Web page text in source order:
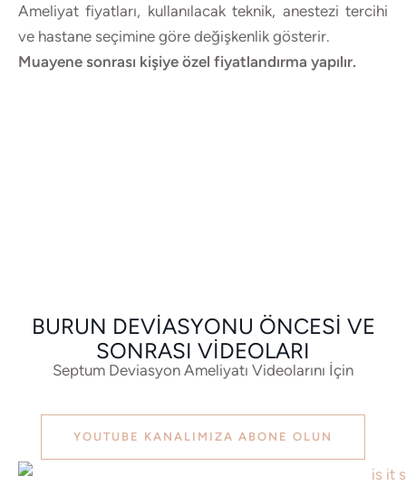
Ameliyat fiyatları, kullanılacak teknik, anestezi tercihi
ve hastane seçimine göre değişkenlik gösterir.
Muayene sonrası kişiye özel fiyatlandırma yapılır.
BURUN DEVIASYONU ÖNCESI VE
SONRASI VIDEOLARI
Septum Deviasyon Ameliyatı Videolarını İçin
YOUTUBE KANALIMIZA ABONE OLUN